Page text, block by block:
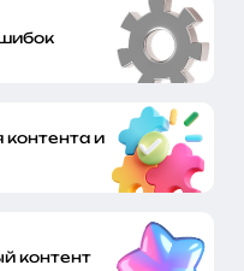
и
контент